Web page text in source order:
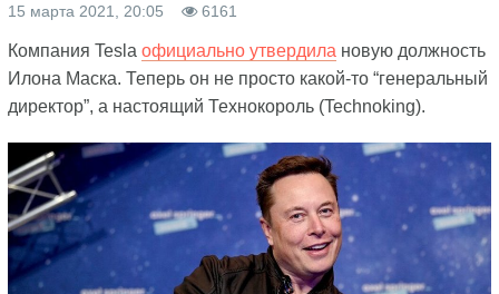
15 марта 2021, 20:05 6161
Компания Tesla официально утвердила новую должность
Илона Маска. Теперь он не просто какой-то “генеральный
директор”, а настоящий Технокороль (Technoking).